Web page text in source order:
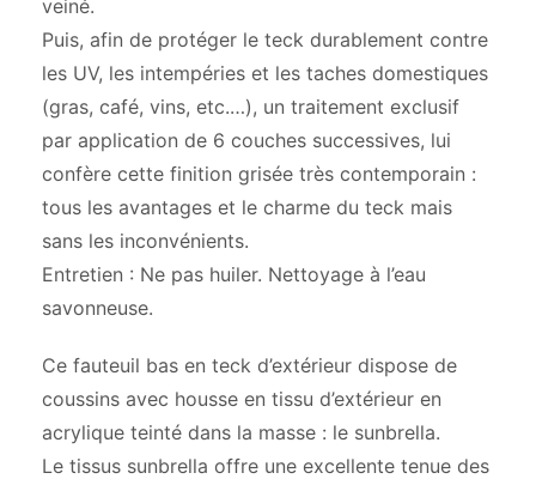
veiné.
Puis, afin de protéger le teck durablement contre
les UV, les intempéries et les taches domestiques
(gras, café, vins, etc.…), un traitement exclusif
par application de 6 couches successives, lui
confère cette finition grisée très contemporain :
tous les avantages et le charme du teck mais
sans les inconvénients.
Entretien : Ne pas huiler. Nettoyage à l’eau
savonneuse.
Ce fauteuil bas en teck d’extérieur dispose de
coussins avec housse en tissu d’extérieur en
acrylique teinté dans la masse : le sunbrella.
Le tissus sunbrella offre une excellente tenue des